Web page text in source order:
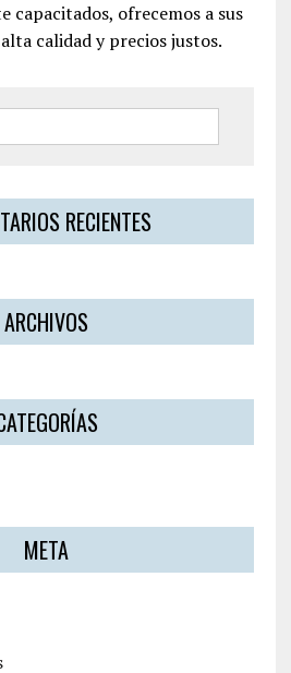
capacitados, ofrecemos a sus
calidad y precios justos.
RECIENTES
ARCHIVOS
META